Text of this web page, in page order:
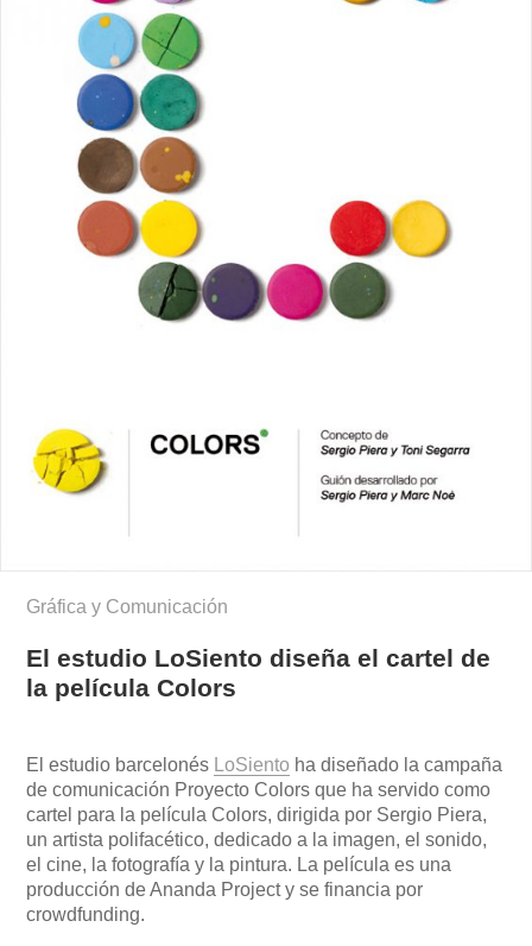
Gráfica y Comunicación
El estudio LoSiento diseña el cartel de
la película Colors
El estudio barcelonés LoSiento ha diseñado la campaña
de comunicación Proyecto Colors que ha servido como
cartel para la película Colors, dirigida por Sergio Piera,
un artista polifacético, dedicado a la imagen, el sonido,
el cine, la fotografía y la pintura. La película es una
producción de Ananda Project y se financia por
crowdfunding.